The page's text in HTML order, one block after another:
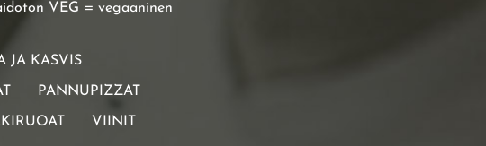
VEG = vegaaninen
JA KASVIS
PANNUPIZZAT
VIINIT